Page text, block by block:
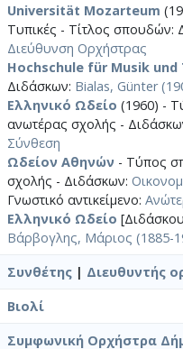
Universität Mozarteum
Τυπικές - Τίτλος σπουδών:
Διεύθυνση Ορχήστρας
Hochschule für Musik
Διδάσκων: Bialas, Günter
Ελληνικό Ωδείο (1960) -
ανωτέρας σχολής -
Σύνθεση
Ωδείον Αθηνών - Τύπος
σχολής - Διδάσκων:
Γνωστικό αντικείμενο:
Ελληνικό Ωδείο
Βάρβογλης, Μάριος (1885-
Συνθέτης | Διευθυντής
Βιολί
Συμφωνική Ορχήστρα